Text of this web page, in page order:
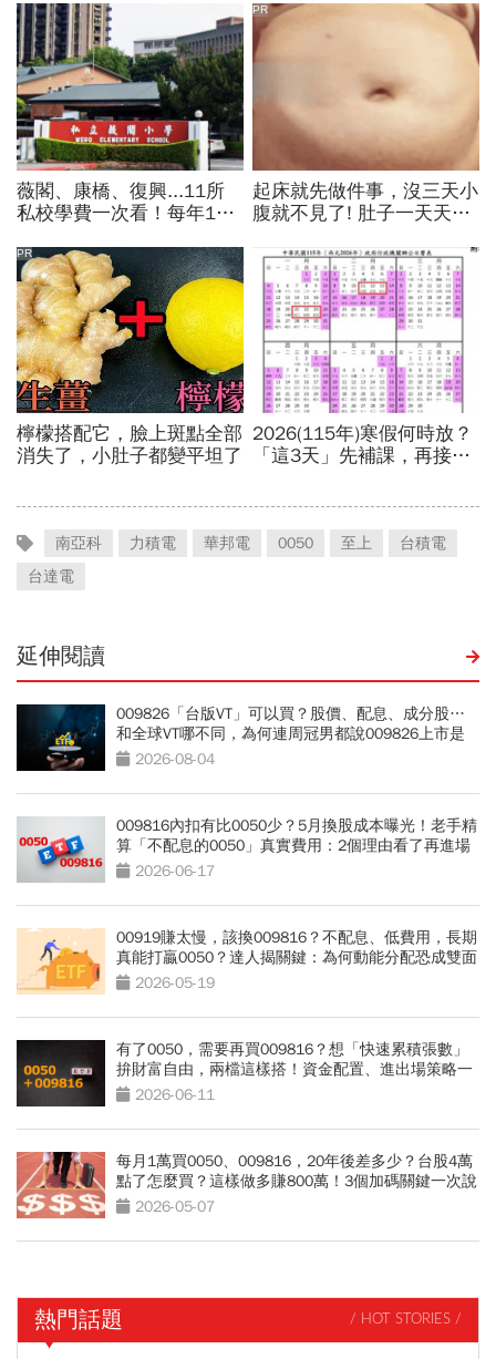
南亞科 力積電 華邦電 0050 至上
台積電
台達電
延伸閱讀
009826「台版VT」可以買？股價、配息、成分股…
和全球VT哪不同，為何連周冠男都說009826上市是
邁大步？
2026-08-04
009816內扣有比0050少？5月換股成本曝光！老手精
算「不配息的0050」真實費用：2個理由看了再進場
2026-06-17
00919賺太慢，該換009816？不配息、低費用，長期
真能打贏0050？達人揭關鍵：為何動能分配恐成雙面
刃 2026-05-19
有了0050，需要再買009816？想「快速累積張數」
拚財富自由，兩檔這樣搭！資金配置、進出場策略一
次看2026-06-11
每月1萬買0050、009816，20年後差多少？台股4萬
點了怎麼買？這樣做多賺800萬！3個加碼關鍵一次說
清楚2026-05-07
熱門話題 / HOT STORIES /